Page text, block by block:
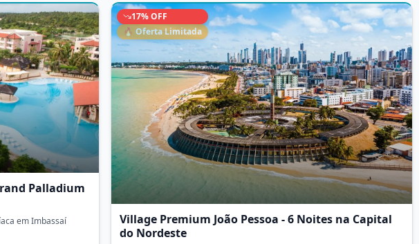
Palladium
em Imbassaí
17% OFF
🔥 Oferta Limitada
Village Premium João Pessoa - 6 Noites na Capital
do Nordeste